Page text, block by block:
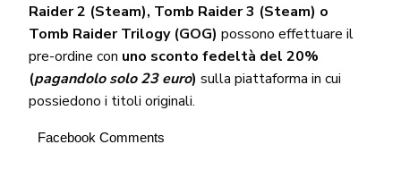
Raider 2 (Steam), Tomb Raider 3 (Steam) o
Tomb Raider Trilogy (GOG) possono effettuare il
pre-ordine con uno sconto fedeltà del 20%
(pagandolo solo 23 euro) sulla piattaforma in cui
possiedono i titoli originali.
Facebook Comments